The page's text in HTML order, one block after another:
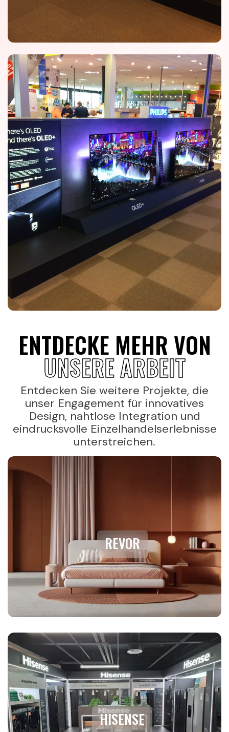
ENTDECKE MEHR VON
UNSERE ARBEIT
Entdecken Sie weitere Projekte, die
unser Engagement für innovatives
Design, nahtlose Integration und
eindrucksvolle Einzelhandelserlebnisse
unterstreichen.
REVOR
HISENSE